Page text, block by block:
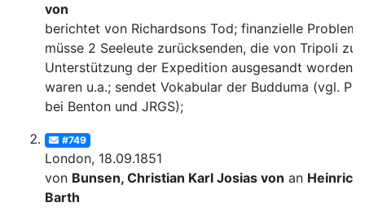
von
berichtet von Richardsons Tod; finanzielle
müsse 2 Seeleute zurücksenden, die von Tripoli zur
Unterstützung der Expedition ausgesandt worden
waren u.a.; sendet Vokabular der Budduma (vgl.
bei Benton und JRGS);
#749
London, 18.09.1851
von Bunsen, Christian Karl Josias von an Heinrich
Barth